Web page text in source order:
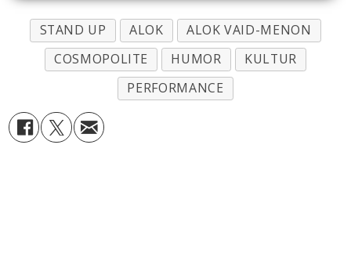
STAND UP ALOK
ALOK VAID-MENON
COSMOPOLITE
HUMOR
KULTUR
PERFORMANCE